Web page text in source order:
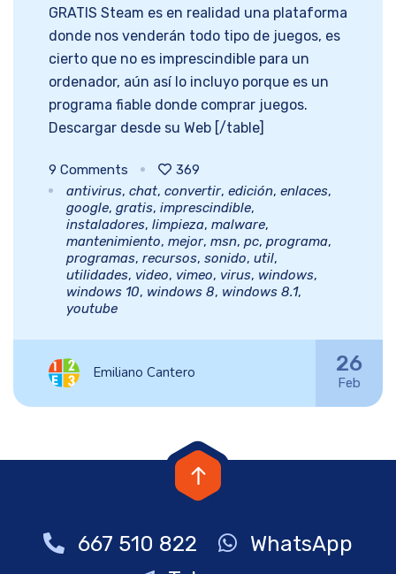
GRATIS Steam es en realidad una plataforma
donde nos venderán todo tipo de juegos, es
cierto que no es imprescindible para un
ordenador, aún así lo incluyo porque es un
programa fiable donde comprar juegos.
Descargar desde su Web [/table]
9 Comments
369
antivirus, chat, convertir, edición, enlaces,
google, gratis, imprescindible,
instaladores, limpieza, malware,
mantenimiento, mejor, msn, pc, programa,
programas, recursos, sonido, util,
utilidades, video, vimeo, virus, windows,
windows 10, windows 8, windows 8.1,
youtube
Emiliano Cantero 26
Feb
667 510 822
WhatsApp